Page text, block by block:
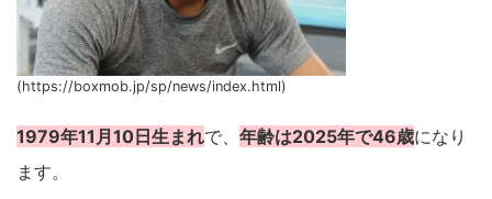
(https://boxmob.jp/sp/news/index.html)
1979年11月10日生まれで、 年齢は2025年で46歳になり
ます。